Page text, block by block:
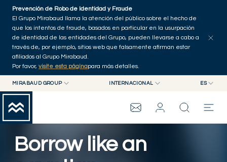
Skip to main content
Prevención de Robo de Identidad y Fraude
El Grupo Mirabaud llama la atención del público sobre el hecho de
que los intentos de fraude, basados en particular en la usurpación
de identidad de las entidades del Grupo, pueden llevarse a cabo a
través de, por ejemplo, sitios web que falsamente afirman estar
afiliados al Grupo Mirabaud.
Por favor, visite esta páginapara más detalles.
MIRABAUD GROUP
MIRABAUD ASSET MANAGEMENT
MIRABAUD INVESTMENTS
INTERNACIONAL ES
FR
DE
GRUPO MIRABAUD
THE VIEW
Inicio
Borrow like an